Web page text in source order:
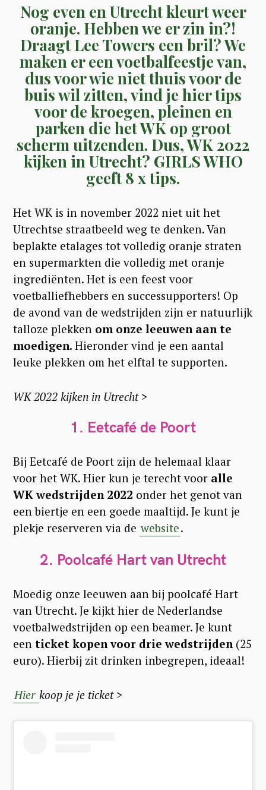
Nog even en Utrecht kleurt weer
oranje. Hebben we er zin in?!
Draagt Lee Towers een bril? We
maken er een voetbalfeestje van,
dus voor wie niet thuis voor de
buis wil zitten, vind je hier tips
voor de kroegen, pleinen en
parken die het WK op groot
scherm uitzenden. Dus, WK 2022
kijken in Utrecht? GIRLS WHO
geeft 8 x tips.
Het WK is in november 2022 niet uit het
Utrechtse straatbeeld weg te denken. Van
beplakte etalages tot volledig oranje straten
en supermarkten die volledig met oranje
ingrediënten. Het is een feest voor
voetballiefhebbers en successupporters! Op
de avond van de wedstrijden zijn er natuurlijk
talloze plekken om onze leeuwen aan te
moedigen. Hieronder vind je een aantal
leuke plekken om het elftal te supporten.
WK 2022 kijken in Utrecht >
1. Eetcafé de Poort
Bij Eetcafé de Poort zijn de helemaal klaar
voor het WK. Hier kun je terecht voor alle
WK wedstrijden 2022 onder het genot van
een biertje en een goede maaltijd. Je kunt je
plekje reserveren via de website.
2. Poolcafé Hart van Utrecht
Moedig onze leeuwen aan bij poolcafé Hart
van Utrecht. Je kijkt hier de Nederlandse
voetbalwedstrijden op een beamer. Je kunt
een ticket kopen voor drie wedstrijden(25
euro). Hierbij zit drinken inbegrepen, ideaal!
Hier koop je je ticket >